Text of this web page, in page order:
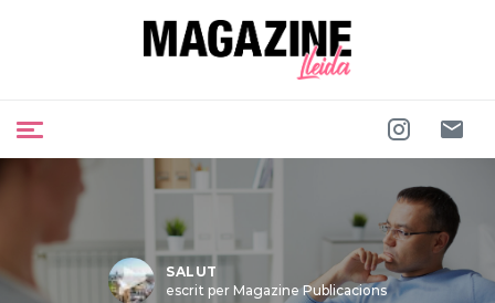
SALUT
escrit per Magazine Publicacions